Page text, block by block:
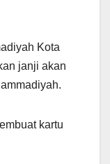
Kota
janji akan
kartu